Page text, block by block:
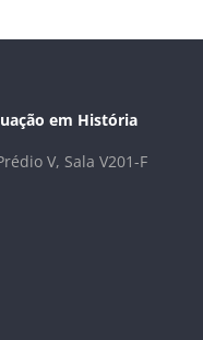
em História
V, Sala V201-F